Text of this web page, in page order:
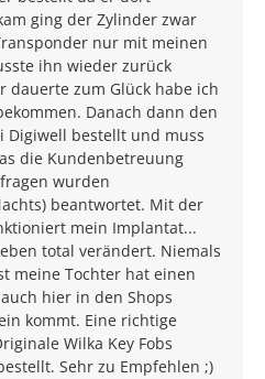
ging der Zylinder zwar
nur mit meinen
ihn wieder zurück
dauerte zum Glück habe ich
Danach dann den
Digiwell bestellt und muss
die Kundenbetreuung
wurden
beantwortet. Mit der
mein Implantat...
total verändert. Niemals
meine Tochter hat einen
hier in den Shops
kommt. Eine richtige
Wilka Key Fobs
Sehr zu Empfehlen ;)